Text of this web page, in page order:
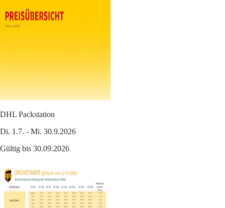
DHL Packstation
Di. 1.7. - Mi. 30.9.2026
Gültig bis 30.09.2026